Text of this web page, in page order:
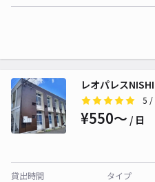
レオパレス
5 /
¥550〜 / 日
貸出時間
タイプ